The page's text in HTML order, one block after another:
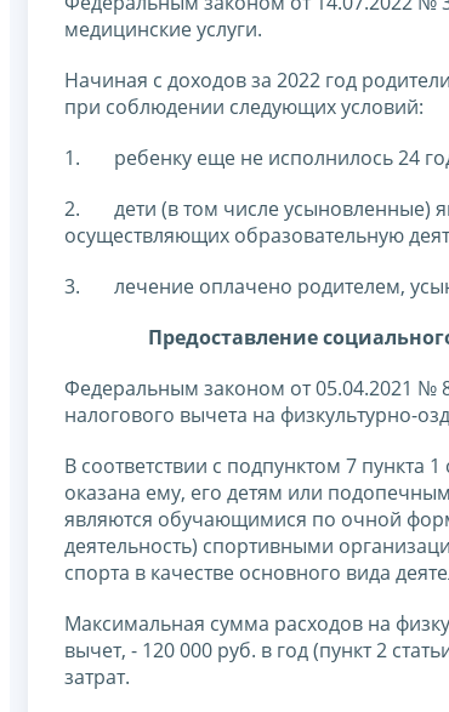
медицинские услуги.
Начиная с доходов за 2022 год
при соблюдении следующих условий:
1. ребенку еще не исполнилось 24
2. дети (в том числе усыновленные)
осуществляющих образовательную
3. лечение оплачено родителем,
Предоставление
Федеральным законом от 05.04.2021 №
налогового вычета на физкультурно-
В соответствии с подпунктом 7 пункта
оказана ему, его детям или
являются обучающимися по очной
деятельность) спортивными
спорта в качестве основного вида
Максимальная сумма расходов на
вычет, - 120 000 руб. в год (пункт 2
затрат.